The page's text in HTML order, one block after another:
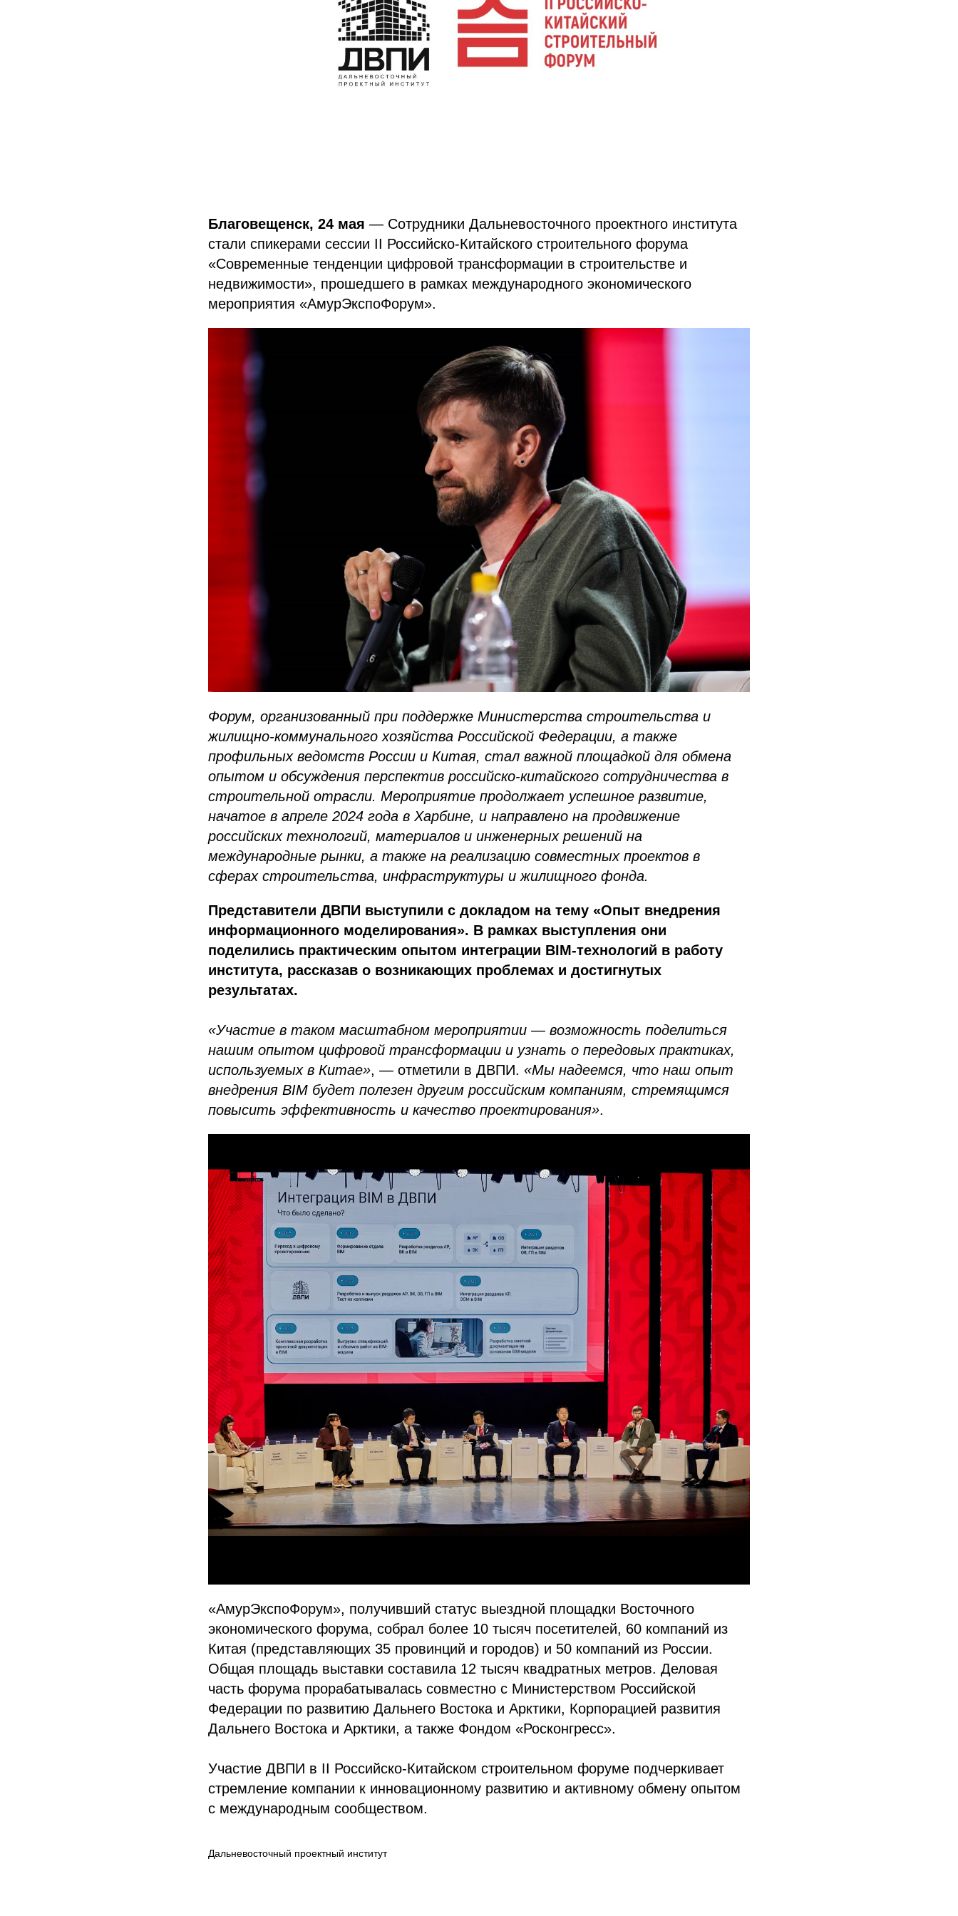
Благовещенск, 24 мая — Сотрудники Дальневосточного проектного института
стали спикерами сессии II Российско-Китайского строительного форума
«Современные тенденции цифровой трансформации в строительстве и
недвижимости», прошедшего в рамках международного экономического
мероприятия «АмурЭкспоФорум».
Форум, организованный при поддержке Министерства строительства и
жилищно-коммунального хозяйства Российской Федерации, а также
профильных ведомств России и Китая, стал важной площадкой для обмена
опытом и обсуждения перспектив российско-китайского сотрудничества в
строительной отрасли. Мероприятие продолжает успешное развитие,
начатое в апреле 2024 года в Харбине, и направлено на продвижение
российских технологий, материалов и инженерных решений на
международные рынки, а также на реализацию совместных проектов в
сферах строительства, инфраструктуры и жилищного фонда.
Представители ДВПИ выступили с докладом на тему «Опыт внедрения
информационного моделирования». В рамках выступления они
поделились практическим опытом интеграции BIM-технологий в работу
института, рассказав о возникающих проблемах и достигнутых
результатах.
«Участие в таком масштабном мероприятии — возможность поделиться
нашим опытом цифровой трансформации и узнать о передовых практиках,
используемых в Китае», — отметили в ДВПИ. «Мы надеемся, что наш опыт
внедрения BIM будет полезен другим российским компаниям, стремящимся
повысить эффективность и качество проектирования».
«АмурЭкспоФорум», получивший статус выездной площадки Восточного
экономического форума, собрал более 10 тысяч посетителей, 60 компаний из
Китая (представляющих 35 провинций и городов) и 50 компаний из России.
Общая площадь выставки составила 12 тысяч квадратных метров. Деловая
часть форума прорабатывалась совместно с Министерством Российской
Федерации по развитию Дальнего Востока и Арктики, Корпорацией развития
Дальнего Востока и Арктики, а также Фондом «Росконгресс».
Участие ДВПИ в II Российско-Китайском строительном форуме подчеркивает
стремление компании к инновационному развитию и активному обмену опытом
с международным сообществом.
Дальневосточный проектный институт